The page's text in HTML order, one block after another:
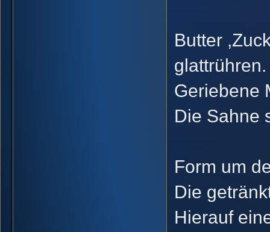
Butter
glattrühren.
Geriebene
Die Sahne
Form um
Die
Hierauf